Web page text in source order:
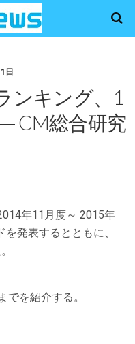
日
ンキング、1
CM総合研究
年11月度～ 2015年
発表するとともに、
を紹介する。